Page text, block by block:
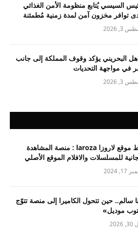
السيسي يُتابع منظومة الأمن الغذائي
توافر مخزون آمن لمدة زمنية مُطمئنة
3, 2026
البحريني يؤكد وقوف المملكة إلى جانب
في مواجهة التحديات
3, 2026
رابط موقع لاروزا laroza : منصة المشاهدة
للمسلسلات والافلام الموقع الأصلي
2024
سالم.. حين تتحول الكاميرا إلى منصة تتوّج
موديل»